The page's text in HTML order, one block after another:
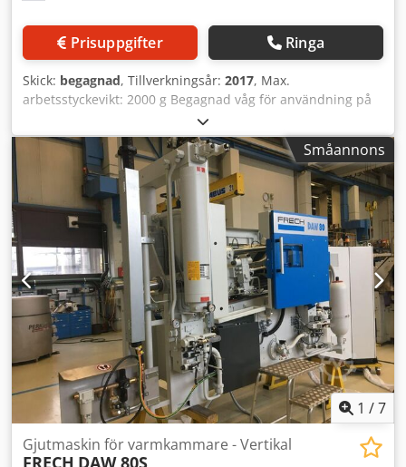
Prisuppgifter Ringa
Skick: begagnad, Tillverkningsår: 2017, Max.
arbetsstyckevikt: 2000 g Begagnad våg för användning på
tryckgjutmaskiner för arbetsstycken upp till 2000 g vikt.
Dodpoy Diauofx Aaneck Demonterad från pågående
produktion. Enheten har kontrollerats och servats av
tillverkaren.
Småannons
1 /7
Gjutmaskin för varmkammare - Vertikal